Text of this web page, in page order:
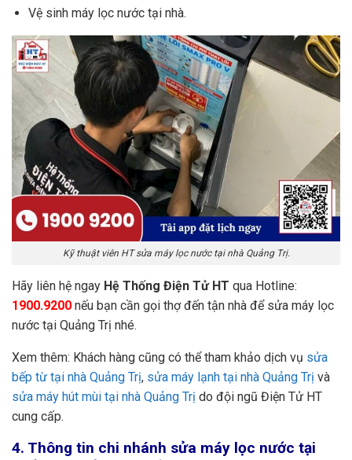
Vệ sinh máy lọc nước tại nhà.
Kỹ thuật viên HT sửa máy lọc nước tại nhà Quảng Trị.
Hãy liên hệ ngay Hệ Thống Điện Tử HT qua Hotline:
1900.9200 nếu bạn cần gọi thợ đến tận nhà để sửa máy lọc
nước tại Quảng Trị nhé.
Xem thêm: Khách hàng cũng có thể tham khảo dịch vụ sửa
bếp từ tại nhà Quảng Trị, sửa máy lạnh tại nhà Quảng Trị và
sửa máy hút mùi tại nhà Quảng Trị do đội ngũ Điện Tử HT
cung cấp.
4. Thông tin chi nhánh sửa máy lọc nước tại